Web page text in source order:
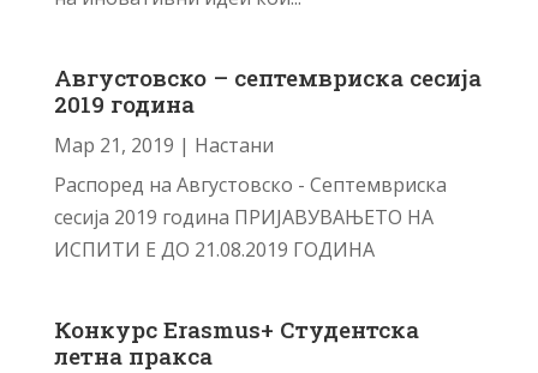
Августовско – септемвриска сесија
2019 година
Мар 21, 2019 | Настани
Распоред на Августовско - Септемвриска
сесија 2019 година ПРИЈАВУВАЊЕТО НА
ИСПИТИ Е ДО 21.08.2019 ГОДИНА
Конкурс Erasmus+ Студентска
летна пракса